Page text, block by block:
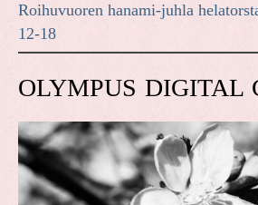
Roihuvuoren hanami-juhla
12-18
OLYMPUS DIGITAL